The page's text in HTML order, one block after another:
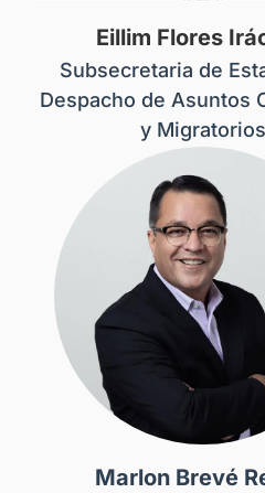
Eillim Flores
Subsecretaria de
Despacho de Asuntos
y Migratorios
Marlon Brevé